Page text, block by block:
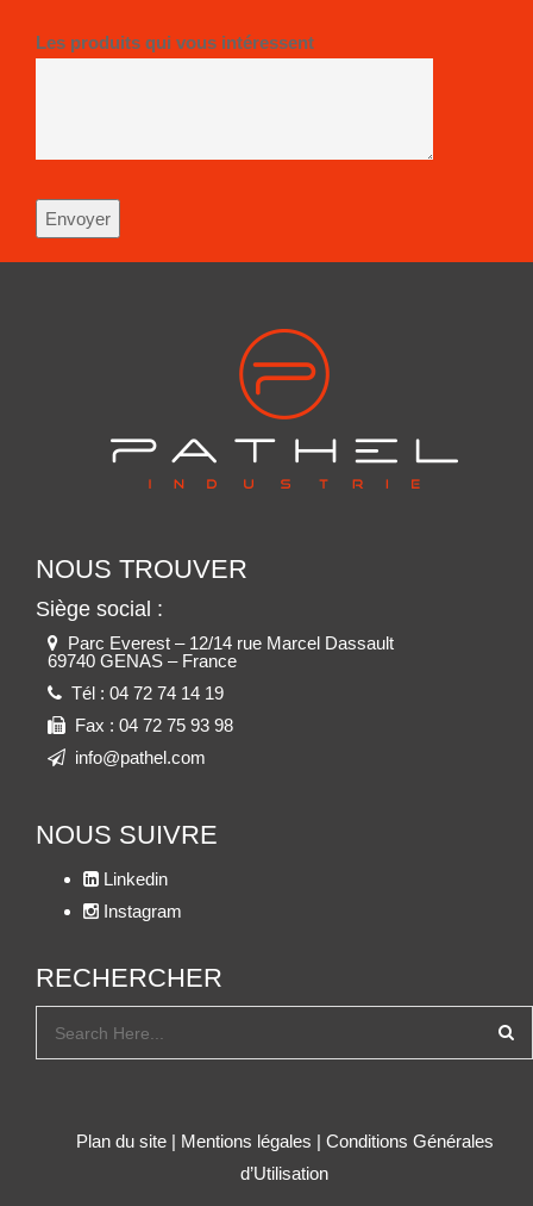
Les produits qui vous intéressent
NOUS TROUVER
Siège social :
Parc Everest – 12/14 rue Marcel Dassault
69740 GENAS – France
Tél : 04 72 74 14 19
Fax : 04 72 75 93 98
info@pathel.com
NOUS SUIVRE
Linkedin
Instagram
RECHERCHER
Plan du site| Mentions légales | Conditions Générales
d’Utilisation